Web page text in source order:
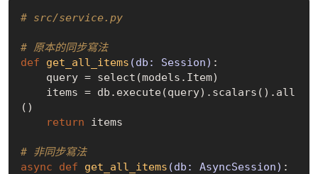
# src/service.py
# 原本的同步寫法
def
get_all_items (db: Session) :
()
return items
# 非同步寫法
async
def get_all_items (db: AsyncSession) :